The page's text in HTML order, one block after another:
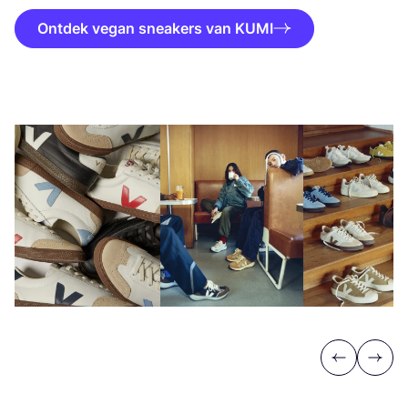
Ontdek vegan sneakers van KUMI
Previous
Next